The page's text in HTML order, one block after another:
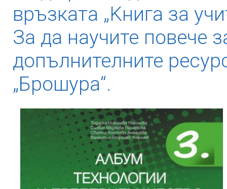
връзката „Kнига за
За да научите повече
допълнителните
„Брошура“.